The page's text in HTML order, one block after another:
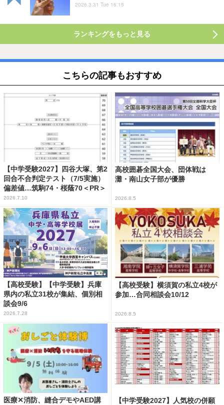
2026.3.31 Tue 16:15
ランキングをもっと見る
こちらの記事もおすすめ
【中学受験2027】四谷大塚、第2
回合不合判定テスト（7/5実施）
偏差値…筑駒74・桜蔭70＜PR＞
2026.7.10
高校囲碁全国大会、団体戦は
灘・南山女子部が優勝
2026.8.5
【高校受験】【中学受験】兵庫
県内の私立31校が集結、個別相
談会9/6
2026.7.28
【高校受験】横須賀の私立4校が
参加…合同相談会10/12
2026.8.5
医療✕消防、縫合デモやAED講
【中学受験2027】人気校の併願